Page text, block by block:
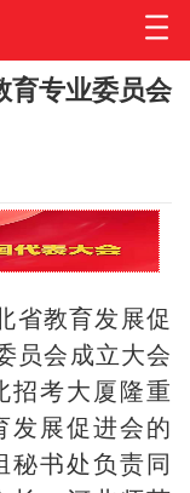
育专业委员会
省教育发展促
员会成立大会
招考大厦隆重
发展促进会的
秘书处负责同